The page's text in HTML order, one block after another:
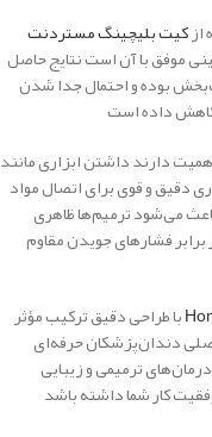
کیت بلیچینگ مستردنت
موفق با آن است نتایج حاصل
بوده و احتمال جدا شدن
داده است
دارند داشتن ابزاری مانند
دقیق و قوی برای اتصال مواد
می‌شود ترمیم‌ها ظاهری
فشارهای جویدن مقاوم
با طراحی دقیق ترکیب مؤثر
دندان‌پزشکان حرفه‌ای
ترمیمی و زیبایی
کار شما داشته باشد